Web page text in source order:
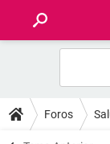
FOROS
Foros